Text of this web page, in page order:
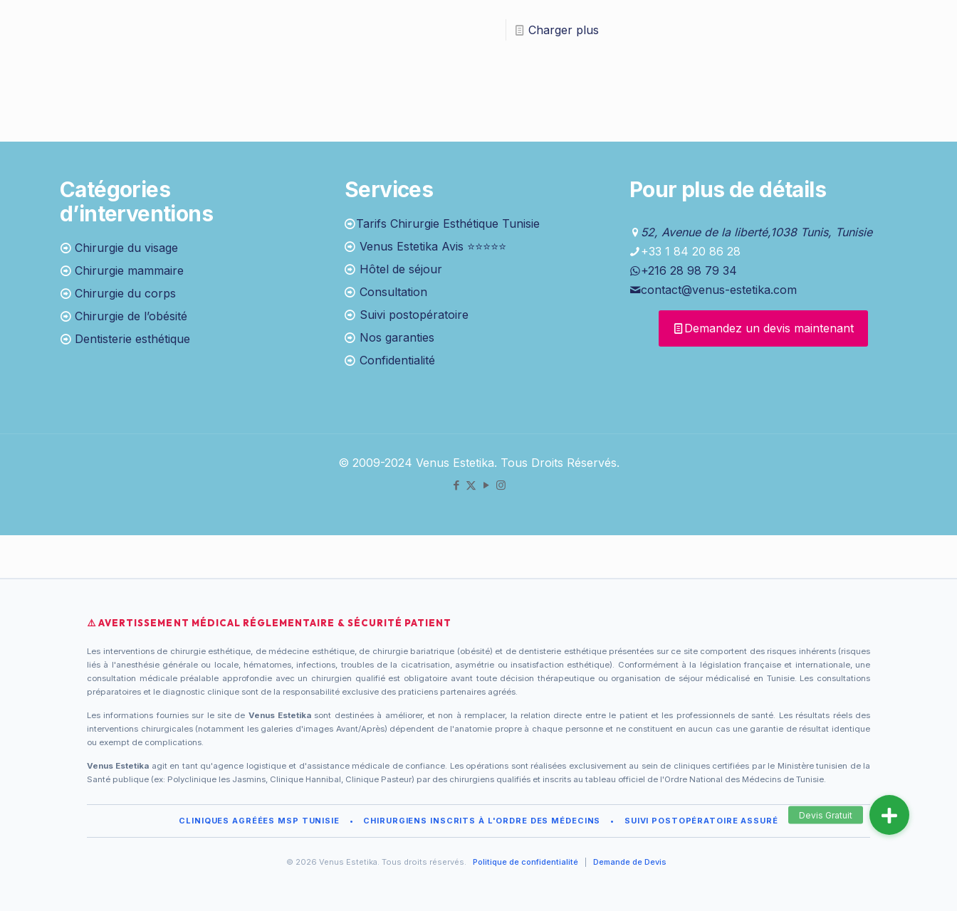
Charger plus
Catégories
d’interventions
Chirurgie du visage
Chirurgie mammaire
Chirurgie du corps
Chirurgie de l’obésité
Dentisterie esthétique
Services
Tarifs Chirurgie Esthétique Tunisie
Venus Estetika Avis ⭐⭐⭐⭐⭐
Hôtel de séjour
Consultation
Suivi postopératoire
Nos garanties
Confidentialité
Pour plus de détails
52, Avenue de la liberté,1038 Tunis, Tunisie
+33 1 84 20 86 28
+216 28 98 79 34
contact@venus-estetika.com
Demandez un devis maintenant
© 2009-2024 Venus Estetika. Tous Droits Réservés.
⚠️ AVERTISSEMENT MÉDICAL RÉGLEMENTAIRE & SÉCURITÉ PATIENT
Les interventions de chirurgie esthétique, de médecine esthétique, de chirurgie bariatrique (obésité) et de dentisterie esthétique présentées sur ce site comportent des risques inhérents (risques
liés à l'anesthésie générale ou locale, hématomes, infections, troubles de la cicatrisation, asymétrie ou insatisfaction esthétique). Conformément à la législation française et internationale, une
consultation médicale préalable approfondie avec un chirurgien qualifié est obligatoire avant toute décision thérapeutique ou organisation de séjour médicalisé en Tunisie. Les consultations
préparatoires et le diagnostic clinique sont de la responsabilité exclusive des praticiens partenaires agréés.
Les informations fournies sur le site de Venus Estetika sont destinées à améliorer, et non à remplacer, la relation directe entre le patient et les professionnels de santé. Les résultats réels des
interventions chirurgicales (notamment les galeries d'images Avant/Après) dépendent de l'anatomie propre à chaque personne et ne constituent en aucun cas une garantie de résultat identique
ou exempt de complications.
Venus Estetika agit en tant qu'agence logistique et d'assistance médicale de confiance. Les opérations sont réalisées exclusivement au sein de cliniques certifiées par le Ministère tunisien de la
Santé publique (ex: Polyclinique les Jasmins, Clinique Hannibal, Clinique Pasteur) par des chirurgiens qualifiés et inscrits au tableau officiel de l'Ordre National des Médecins de Tunisie.
CLINIQUES AGRÉÉES MSP TUNISIE • CHIRURGIENS INSCRITS À L'ORDRE DES MÉDECINS • SUIVI POSTOPÉRATOIRE ASSURÉ
© 2026 Venus Estetika. Tous droits réservés. Politique de confidentialité Demande de Devis